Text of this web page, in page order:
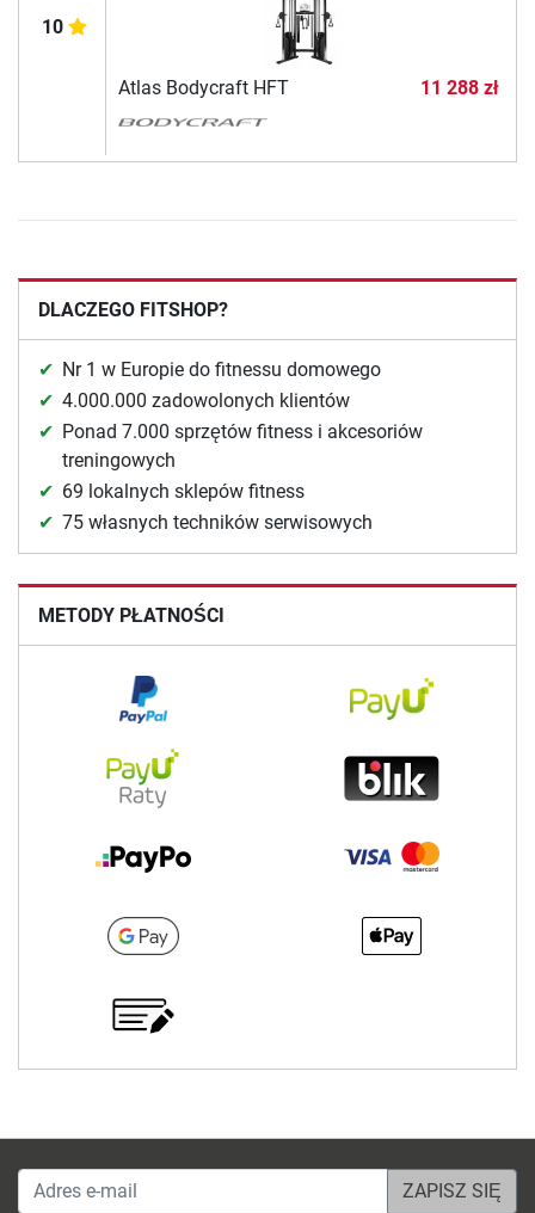
10
Atlas Bodycraft HFT 11 288 zł
DLACZEGO FITSHOP?
Nr 1 w Europie do fitnessu domowego
4.000.000 zadowolonych klientów
Ponad 7.000 sprzętów fitness i akcesoriów
treningowych
69 lokalnych sklepów fitness
75 własnych techników serwisowych
METODY PŁATNOŚCI
Adres e-mail